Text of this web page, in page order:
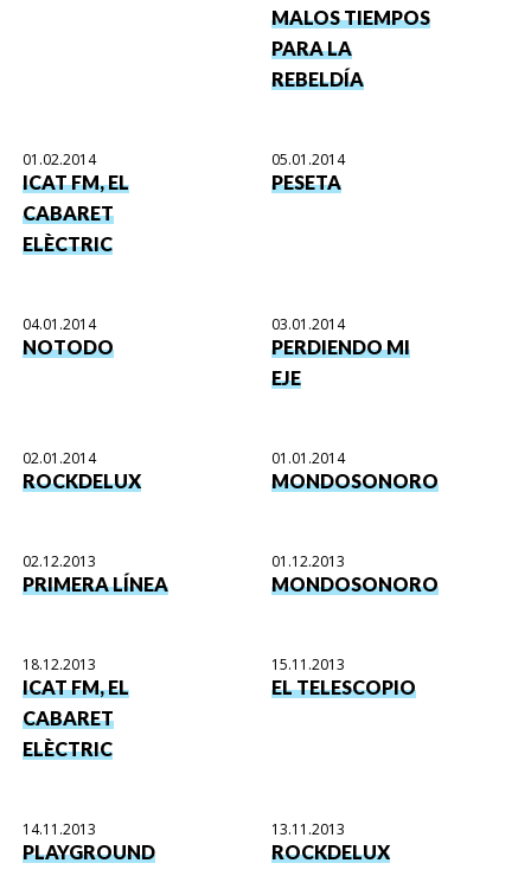
MALOS TIEMPOS
PARA LA
REBELDÍA
01.02.2014
ICAT FM, EL
CABARET
ELÈCTRIC
05.01.2014
PESETA
04.01.2014
NOTODO
03.01.2014
PERDIENDO MI
EJE
02.01.2014
ROCKDELUX
01.01.2014
MONDOSONORO
02.12.2013
PRIMERA LÍNEA
01.12.2013
MONDOSONORO
18.12.2013
ICAT FM, EL
CABARET
ELÈCTRIC
15.11.2013
EL TELESCOPIO
14.11.2013
PLAYGROUND
13.11.2013
ROCKDELUX